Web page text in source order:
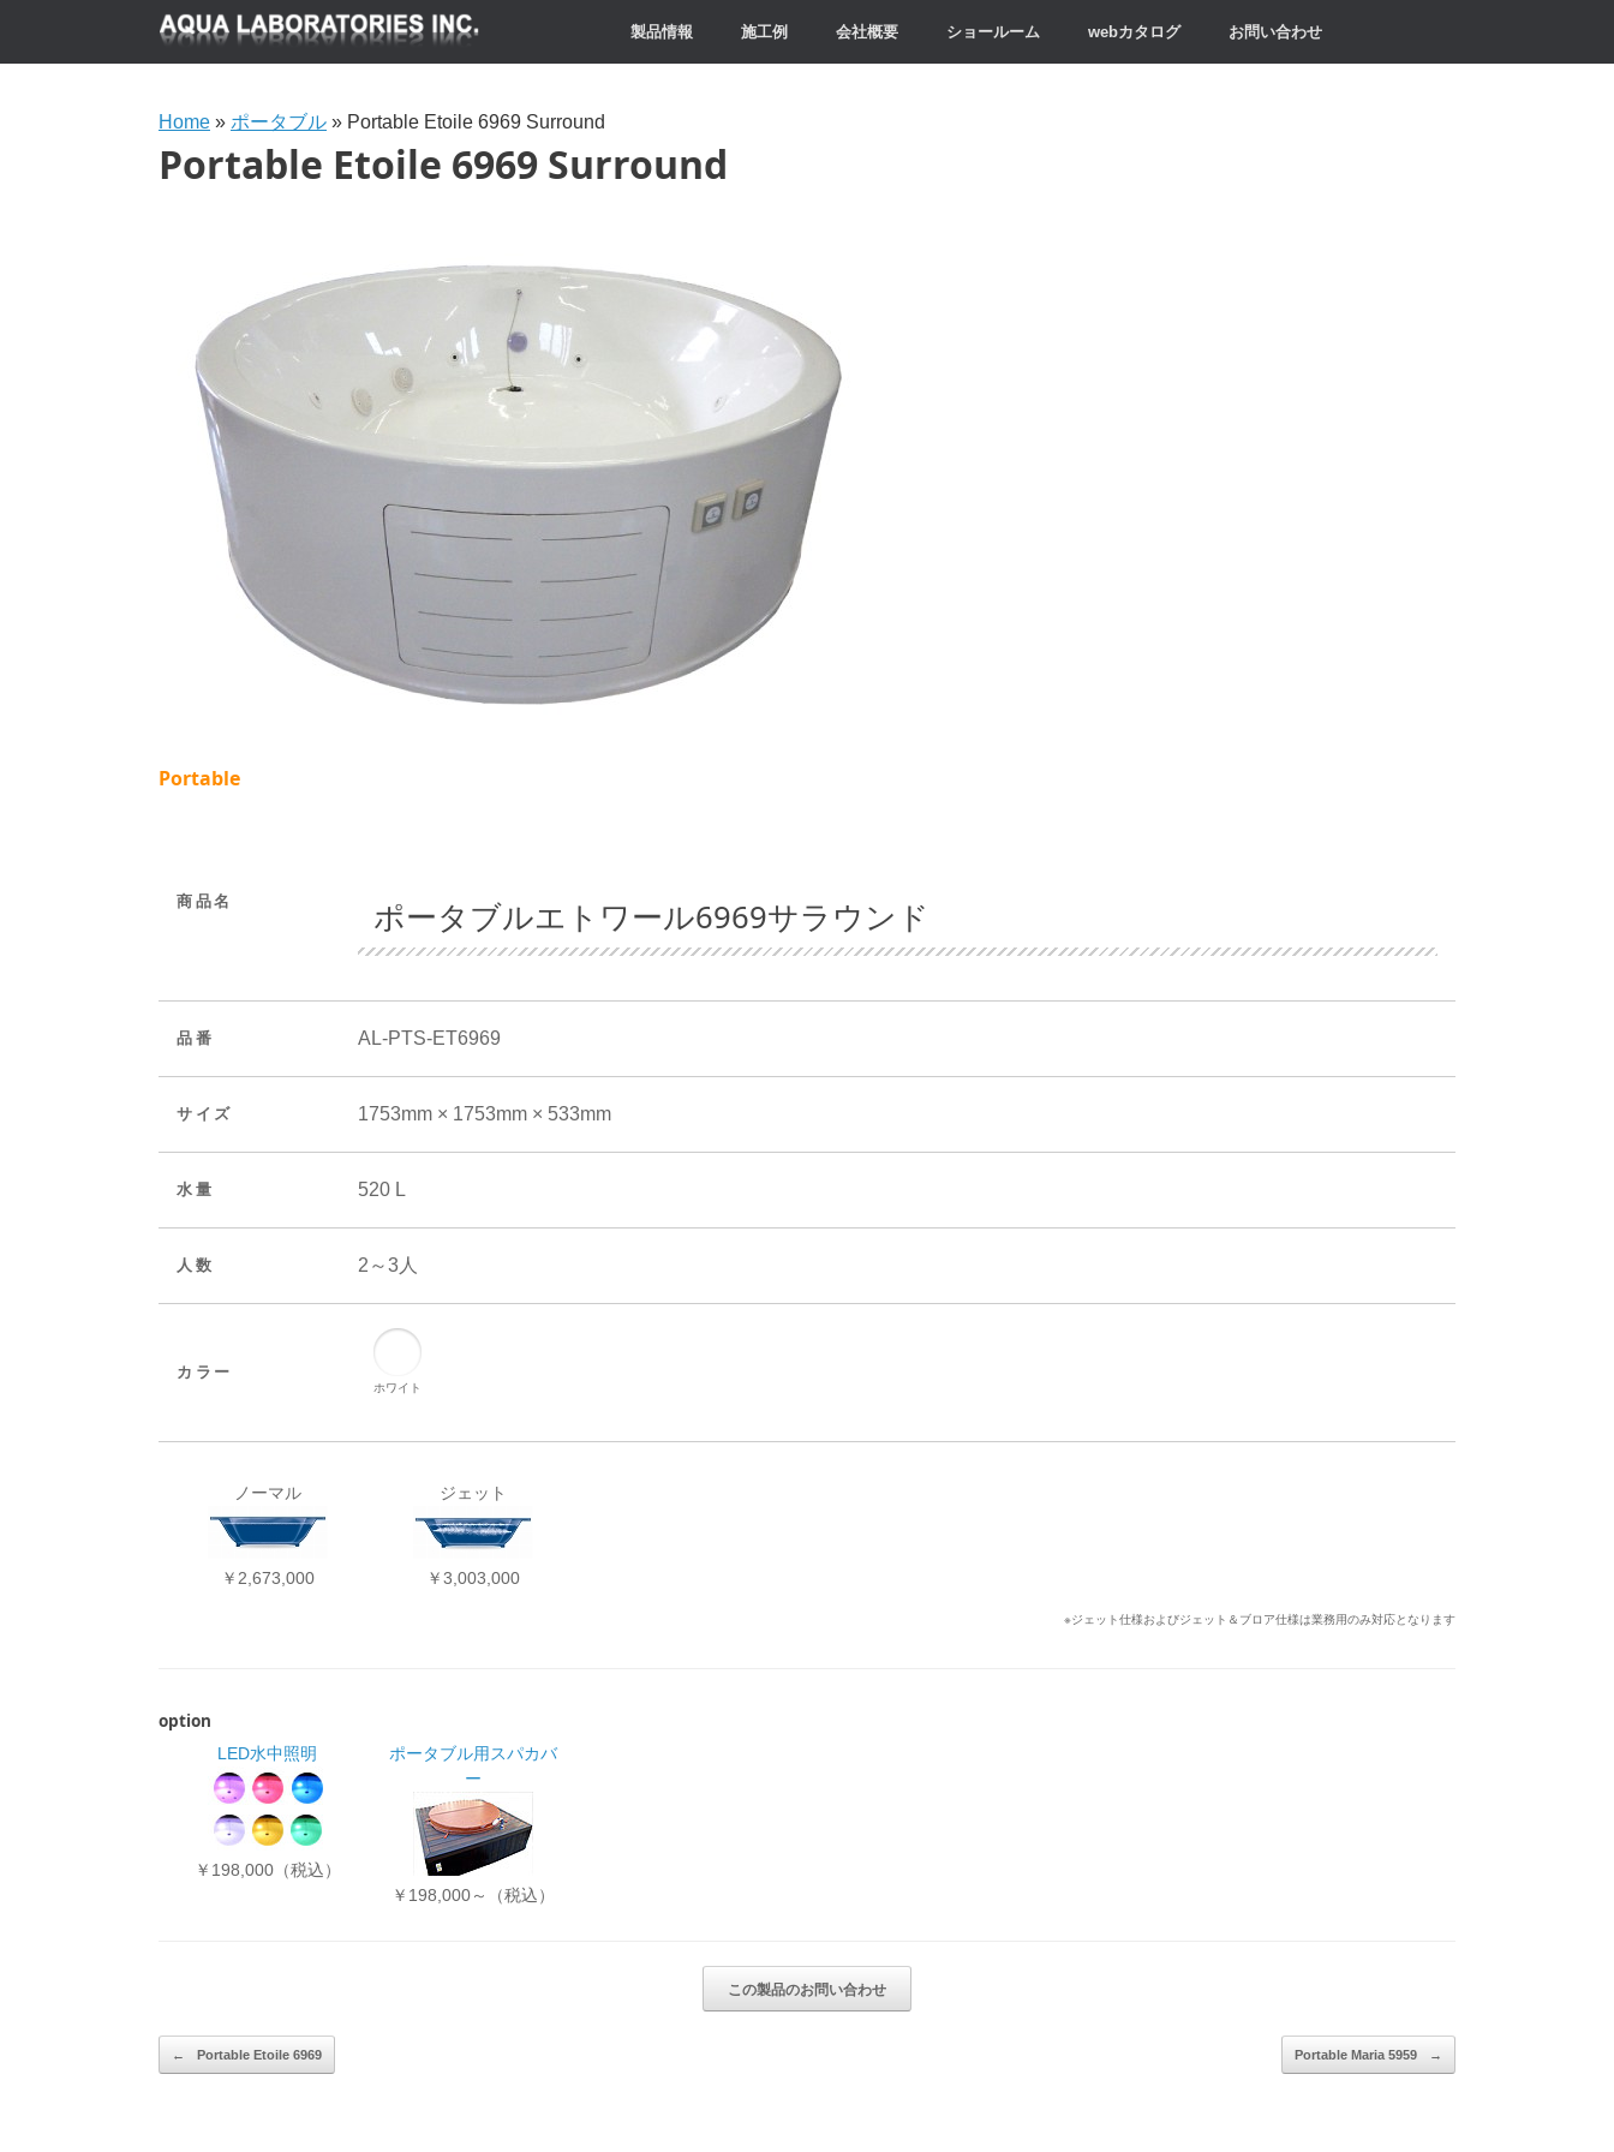
製品情報 施工例 会社概要 ショールーム webカタログ お問い合わせ
Home » ポータブル » Portable Etoile 6969 Surround
Portable Etoile 6969 Surround
Portable
商品名 ポータブルエトワール6969サラウンド
品番 AL-PTS-ET6969
サイズ 1753mm × 1753mm × 533mm
水量 520 L
人数 2～3人
カラー
ホワイト
ノーマル
￥2,673,000
ジェット
￥3,003,000
※ジェット仕様およびジェット＆ブロア仕様は業務用のみ対応となります
option
LED水中照明
￥198,000（税込）
ポータブル用スパカバ
ー
￥198,000～（税込）
投稿ナビゲーション
← Portable Etoile 6969 Portable Maria 5959 →